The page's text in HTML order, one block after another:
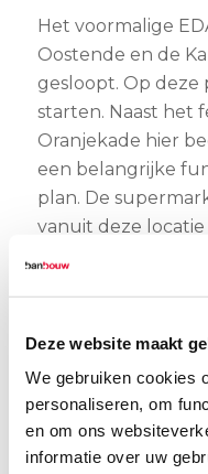
Deze website maakt
We gebruiken cookies
personaliseren, om
en om ons
informatie over uw
Het voormalige
Oostende en de
gesloopt. Op
starten. Naast het
Oranjekade hier
een belangrijke
plan. De
vanuit deze
een landelijke
de beginletter van
oprichters:
bben,
Deze namen
naamgevers van
stukje